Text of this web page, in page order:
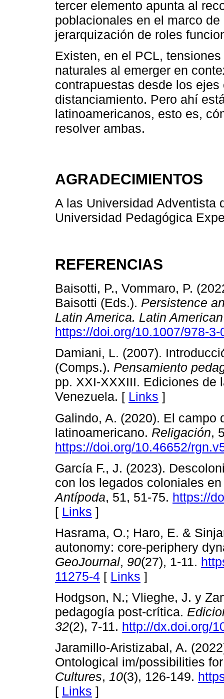
tercer elemento apunta al
poblacionales en el marco
jerarquización de roles
Existen, en el PCL,
naturales al emerger en
contrapuestas desde los
distanciamiento. Pero ahí
latinoamericanos, esto es,
resolver ambas.
AGRADECIMIENTOS
A las Universidad Adventista
Universidad Pedagógica
REFERENCIAS
Baisotti, P., Vommaro, P.
Baisotti (Eds.). Persistence
Latin America. Latin
https://doi.org/10.1007/978-
Damiani, L. (2007).
(Comps.). Pensamiento
pp. XXI-XXXIII. Ediciones de
Venezuela. [ Links ]
Galindo, A. (2020). El campo
latinoamericano. Religación,
https://doi.org/10.46652/
García F., J. (2023).
con los legados coloniales
Antípoda, 51, 51-75. https://
[ Links ]
Hasrama, O.; Haro, E. &
autonomy: core-periphery
GeoJournal, 90(27), 1-11.
11275-4 [ Links ]
Hodgson, N.; Vlieghe, J. y
pedagogía post-crítica.
32(2), 7-11. http://dx.doi.org/
Jaramillo-Aristizabal, A.
Ontological im/possibilities
Cultures, 10(3), 126-149.
[ Links ]